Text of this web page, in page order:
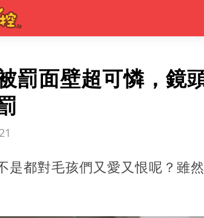
罰面壁超可憐，鏡
是都對毛孩們又愛又恨呢？雖